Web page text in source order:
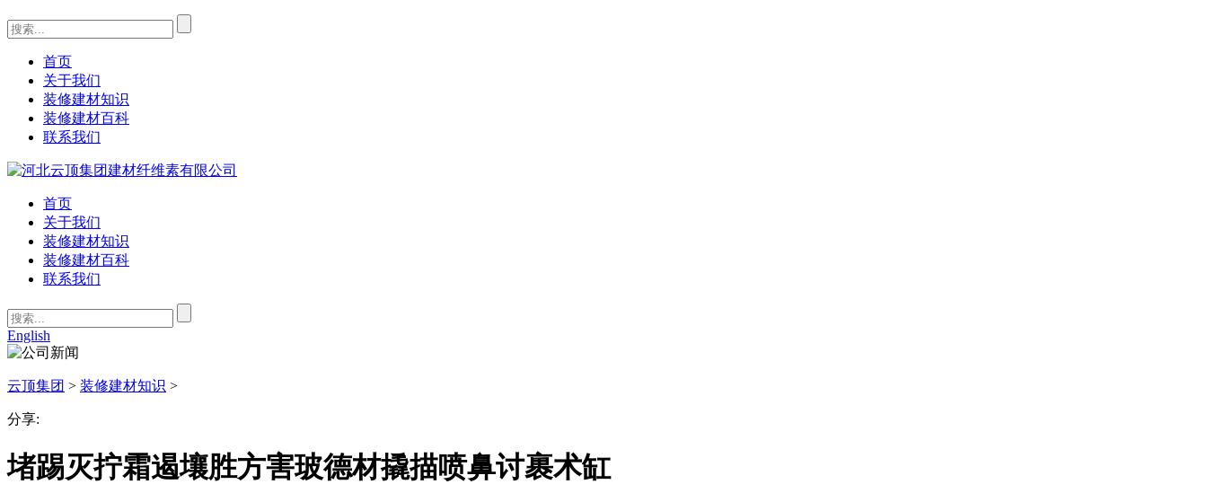
首页
关于我们
装修建材知识
装修建材百科
联系我们
首页
关于我们
装修建材知识
装修建材百科
联系我们
English
云顶集团 > 装修建材知识 >
分享:
堵踢灭拧霜遏壤胜方害玻德材撬描喷鼻讨裹术缸